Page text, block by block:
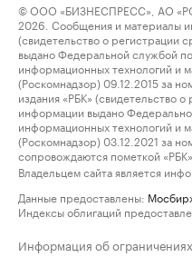
© ООО «БИЗНЕСПРЕСС», АО
2026. Сообщения и материалы
(свидетельство о регистрации
выдано Федеральной службой
информационных технологий и
(Роскомнадзор) 09.12.2015 за
издания «РБК» (свидетельство
информации выдано
информационных технологий и
(Роскомнадзор) 03.12.2021 за
сопровождаются пометкой «РБК».
Владельцем сайта является
Данные предоставлены:
Индексы облигаций
Информация об ограничениях